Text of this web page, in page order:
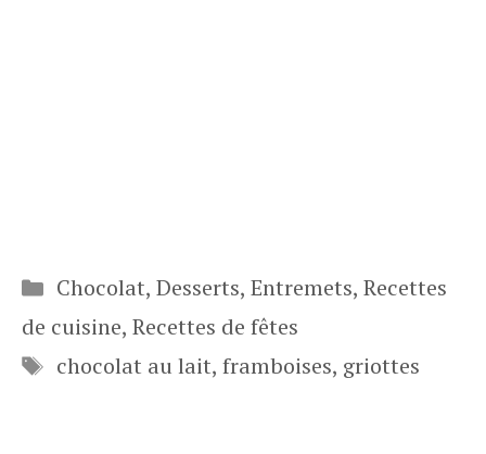
Catégories
Chocolat, Desserts, Entremets, Recettes
de cuisine, Recettes de fêtes
Étiquettes
chocolat au lait, framboises, griottes